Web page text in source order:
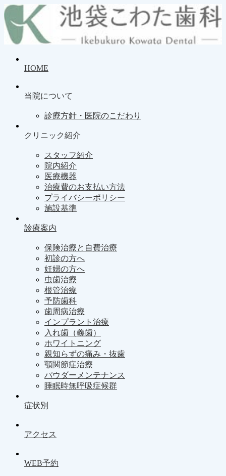
HOME
当院について
診療方針・医院のこだわり
クリニック紹介
スタッフ紹介
院内紹介
医療機器
治療費のお支払い方法
プライバシーポリシー
施設基準
診療案内
保険治療と自費治療
初診の方へ
妊婦の方へ
虫歯治療
根管治療
予防歯科
歯周病治療
インプラント治療
入れ歯（義歯）
ホワイトニング
親知らずの痛み・抜歯
顎関節症治療
パウダーメンテナンス
睡眠時無呼吸症候群
症状別
アクセス
WEB予約